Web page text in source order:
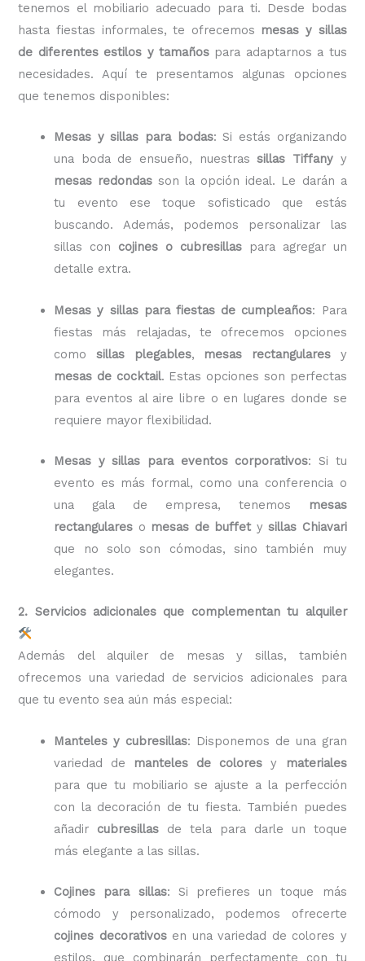
tenemos el mobiliario adecuado para ti. Desde bodas
hasta fiestas informales, te ofrecemos mesas y sillas
de diferentes estilos y tamaños para adaptarnos a tus
necesidades. Aquí te presentamos algunas opciones
que tenemos disponibles:
Mesas y sillas para bodas: Si estás organizando
una boda de ensueño, nuestrassillas Tiffanyy
mesas redondas son la opción ideal. Le darán a
tu evento ese toque sofisticado que estás
buscando. Además, podemos personalizar las
sillas con cojines o cubresillaspara agregar un
detalle extra.
Mesas y sillas para fiestas de cumpleaños: Para
fiestas más relajadas, te ofrecemos opciones
como sillas plegables, mesas rectangularesy
mesas de cocktail. Estas opciones son perfectas
para eventos al aire libre o en lugares donde se
requiere mayor flexibilidad.
Mesas y sillas para eventos corporativos: Si tu
evento es más formal, como una conferencia o
una gala de empresa, tenemos
mesas
rectangulares o mesas de buffetysillas Chiavari
que no solo son cómodas, sino también muy
elegantes.
2. Servicios adicionales que complementan tu alquiler
Además del alquiler de mesas y sillas, también
ofrecemos una variedad de servicios adicionales para
que tu evento sea aún más especial:
Manteles y cubresillas: Disponemos de una gran
variedad de manteles de colores y
materiales
para que tu mobiliario se ajuste a la perfección
con la decoración de tu fiesta. También puedes
añadir cubresillas de tela para darle un toque
más elegante a las sillas.
Cojines para sillas: Si prefieres un toque más
cómodo y personalizado, podemos ofrecerte
cojines decorativosen una variedad de colores y
estilos, que combinarán perfectamente con tu